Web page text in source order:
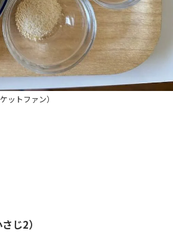
ットファン）
じ2）